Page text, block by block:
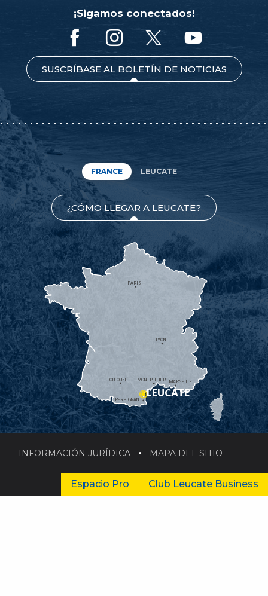
¡Sigamos conectados!
SUSCRÍBASE AL BOLETÍN DE NOTICIAS
FRANCE LEUCATE
¿CÓMO LLEGAR A LEUCATE?
MONTPELLIER
PERPIGNAN
MARSEILLE
TOULOUSE
LYON
PARIS
LEUCATE
INFORMACIÓN JURÍDICA MAPA DEL SITIO
Espacio Pro Club Leucate Business